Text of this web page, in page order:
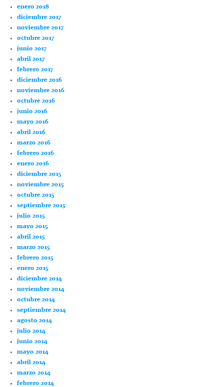
enero 2018
diciembre 2017
noviembre 2017
octubre 2017
junio 2017
abril 2017
febrero 2017
diciembre 2016
noviembre 2016
octubre 2016
junio 2016
mayo 2016
abril 2016
marzo 2016
febrero 2016
enero 2016
diciembre 2015
noviembre 2015
octubre 2015
septiembre 2015
julio 2015
mayo 2015
abril 2015
marzo 2015
febrero 2015
enero 2015
diciembre 2014
noviembre 2014
octubre 2014
septiembre 2014
agosto 2014
julio 2014
junio 2014
mayo 2014
abril 2014
marzo 2014
febrero 2014